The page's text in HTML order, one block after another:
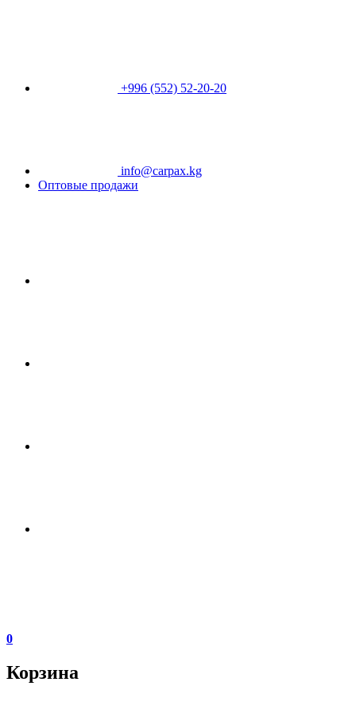
+996 (552) 52-20-20
info@carpax.kg
Оптовые продажи
0
Корзина